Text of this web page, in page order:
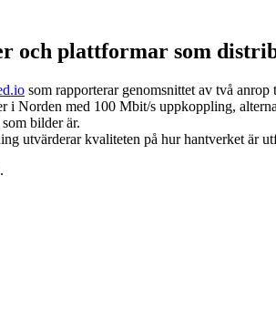
och plattformar som
som rapporterar genomsnittet av två
i Norden med 100 Mbit/s uppkoppling,
bilder är.
utvärderar kvaliteten på hur hantverket är